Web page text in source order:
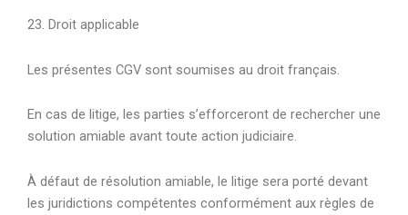
23. Droit applicable
Les présentes CGV sont soumises au droit français.
En cas de litige, les parties s’efforceront de rechercher une
solution amiable avant toute action judiciaire.
À défaut de résolution amiable, le litige sera porté devant
les juridictions compétentes conformément aux règles de